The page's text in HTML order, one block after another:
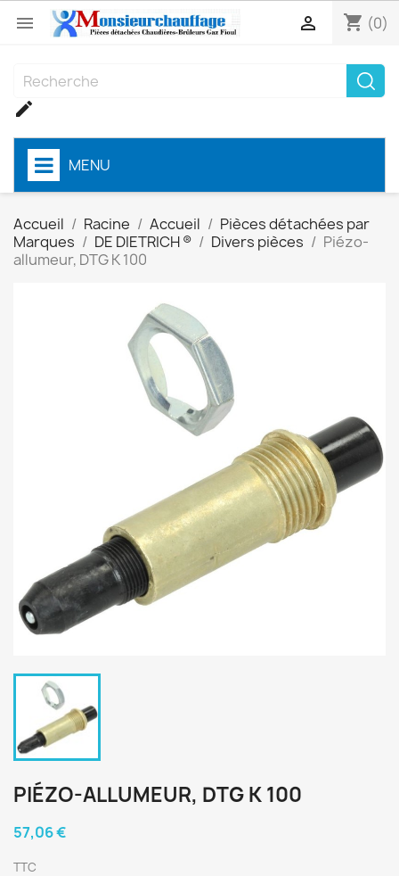
 shopping_cart (0)


MENU
Accueil Racine Accueil
Pièces détachées par
Marques
DE DIETRICH ® Divers pièces
Piézo-
allumeur, DTG K 100
PIÉZO-ALLUMEUR, DTG K 100
57,06 €
TTC